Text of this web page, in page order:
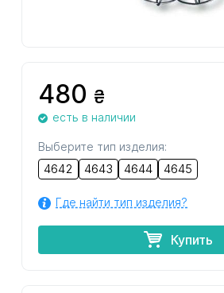
480 ₴
есть в наличии
Выберите тип изделия:
4642 4643 4644 4645
Где найти тип изделия?
Купить